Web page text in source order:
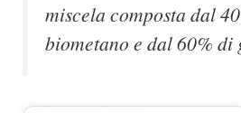
miscela composta dal
biometano e dal 60% di